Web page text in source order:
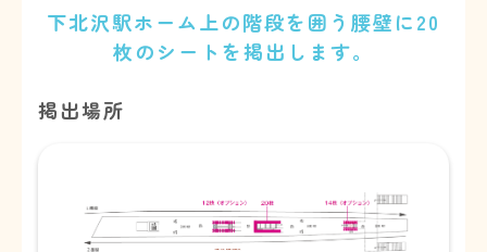
下北沢駅ホーム上の階段を囲う腰壁に20
枚のシートを掲出します。
掲出場所